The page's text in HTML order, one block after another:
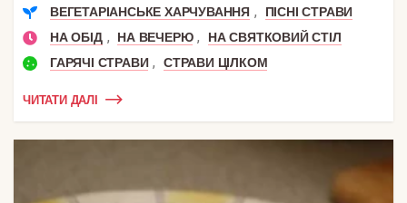
ВЕГЕТАРІАНСЬКЕ ХАРЧУВАННЯ ,
ПІСНІ СТРАВИ
НА ОБІД , НА ВЕЧЕРЮ ,
НА СВЯТКОВИЙ СТІЛ
ГАРЯЧІ СТРАВИ , СТРАВИ ЦІЛКОМ
ЧИТАТИ ДАЛІ